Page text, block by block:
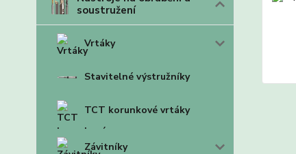
soustružení
Vrtáky
Stavitelné výstružníky
TCT korunkové vrtáky
Závitníky